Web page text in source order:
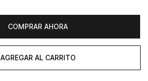
COMPRAR AHORA
AGREGAR AL CARRITO